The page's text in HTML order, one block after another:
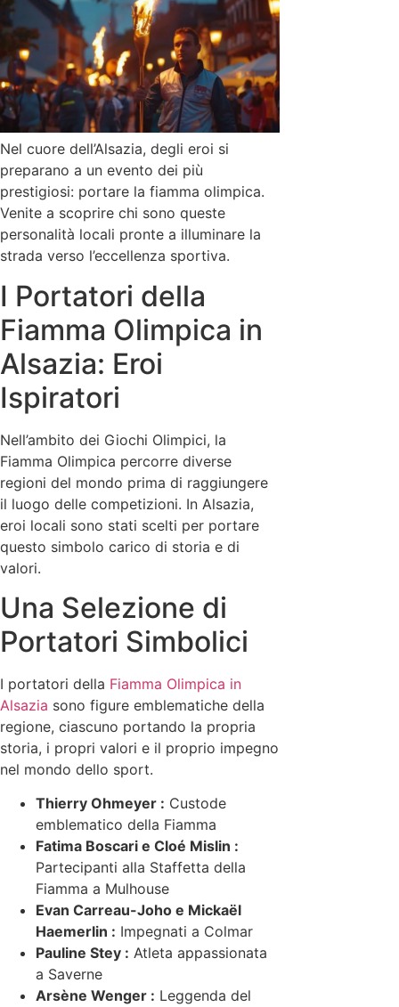
Nel cuore dell’Alsazia, degli eroi si
preparano a un evento dei più
prestigiosi: portare la fiamma olimpica.
Venite a scoprire chi sono queste
personalità locali pronte a illuminare la
strada verso l’eccellenza sportiva.
I Portatori della
Fiamma Olimpica in
Alsazia: Eroi
Ispiratori
Nell’ambito dei Giochi Olimpici, la
Fiamma Olimpica percorre diverse
regioni del mondo prima di raggiungere
il luogo delle competizioni. In Alsazia,
eroi locali sono stati scelti per portare
questo simbolo carico di storia e di
valori.
Una Selezione di
Portatori Simbolici
I portatori della Fiamma Olimpica in
Alsazia sono figure emblematiche della
regione, ciascuno portando la propria
storia, i propri valori e il proprio impegno
nel mondo dello sport.
Thierry Ohmeyer : Custode
emblematico della Fiamma
Fatima Boscari e Cloé Mislin :
Partecipanti alla Staffetta della
Fiamma a Mulhouse
Evan Carreau-Joho e Mickaël
Haemerlin : Impegnati a Colmar
Pauline Stey : Atleta appassionata
a Saverne
Arsène Wenger : Leggenda del